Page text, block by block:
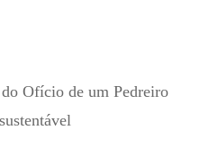
Ofício de um Pedreiro